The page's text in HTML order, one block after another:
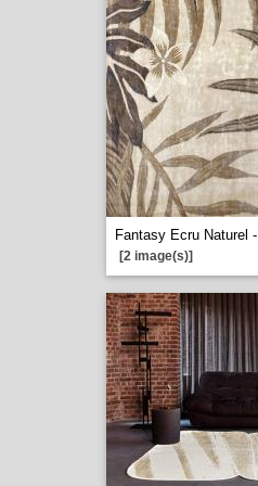
Fantasy Ecru Naturel -
[2 image(s)]